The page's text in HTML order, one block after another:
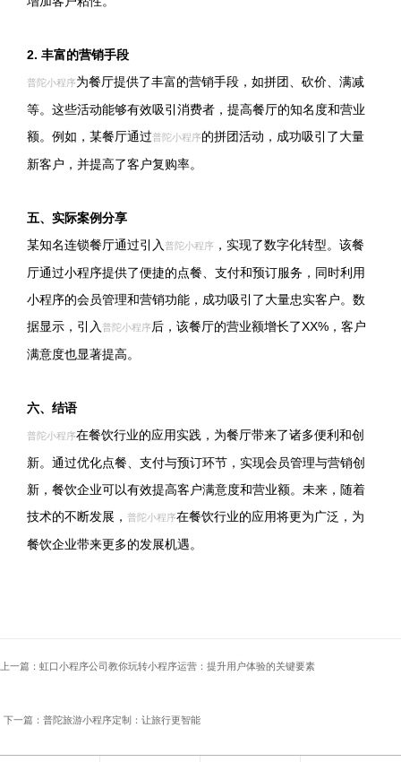
2. 丰富的营销手段
普陀小程序为餐厅提供了丰富的营销手段，如拼团、砍价、满减
等。这些活动能够有效吸引消费者，提高餐厅的知名度和营业
额。例如，某餐厅通过普陀小程序的拼团活动，成功吸引了大量
新客户，并提高了客户复购率。
五、实际案例分享
某知名连锁餐厅通过引入 普陀小程序 ，实现了数字化转型。该餐
厅通过小程序提供了便捷的点餐、支付和预订服务，同时利用
小程序的会员管理和营销功能，成功吸引了大量忠实客户。数
据显示，引入 普陀小程序 后，该餐厅的营业额增长了XX%，客户
满意度也显著提高。
六、结语
普陀小程序在餐饮行业的应用实践，为餐厅带来了诸多便利和创
新。通过优化点餐、支付与预订环节，实现会员管理与营销创
新，餐饮企业可以有效提高客户满意度和营业额。未来，随着
技术的不断发展， 普陀小程序在餐饮行业的应用将更为广泛，为
餐饮企业带来更多的发展机遇。
上一篇：虹口小程序公司教你玩转小程序运营：提升用户体验的关键要素
下一篇：普陀旅游小程序定制：让旅行更智能